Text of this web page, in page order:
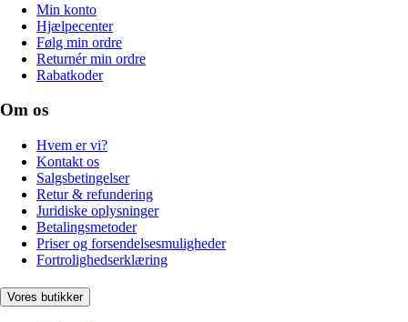
Min konto
Hjælpecenter
Følg min ordre
Returnér min ordre
Rabatkoder
Om os
Hvem er vi?
Kontakt os
Salgsbetingelser
Retur & refundering
Juridiske oplysninger
Betalingsmetoder
Priser og forsendelsesmuligheder
Fortrolighedserklæring
Vores butikker